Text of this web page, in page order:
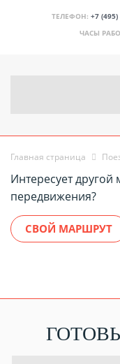
ТЕЛЕФОН: +7 (495)
ЧАСЫ
Главная страница
Интересует
передвижения?
СВОЙ МАРШРУТ